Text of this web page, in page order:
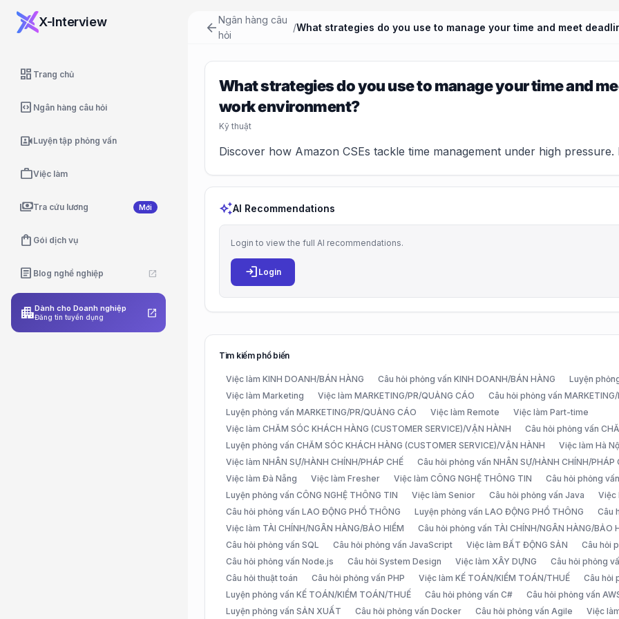
X-Interview
dashboard Trang chủ
code_blocks Ngân hàng câu hỏi
video_camera_frontLuyện tập phỏng vấn
workViệc làm
paymentsTra cứu lương Mới
shopping_bag Gói dịch vụ
article Blog nghề nghiệp open_in_new
apartmentDành cho Doanh nghiệp
Đăng tin tuyển dụng open_in_new
arrow_backNgân hàng câu
hỏi
/
What strategies do you use to manage your time and
work environment?
Kỹ thuật
Discover how Amazon CSEs tackle time management under high
auto_awesomeAI Recommendations
Login to view the full AI recommendations.
login Login
Tìm kiếm phổ biến
Việc làm KINH DOANH/BÁN HÀNG Câu hỏi phỏng vấn KINH DOANH/BÁN HÀNG
Luyện
Việc làm Marketing
Việc làm MARKETING/PR/QUẢNG CÁO
Câu hỏi phỏng vấn
Luyện phỏng vấn MARKETING/PR/QUẢNG CÁO
Việc làm Remote
Việc làm Part-time
Việc làm CHĂM SÓC KHÁCH HÀNG (CUSTOMER SERVICE)/VẬN HÀNH
Câu hỏi phỏng vấn
Luyện phỏng vấn CHĂM SÓC KHÁCH HÀNG (CUSTOMER SERVICE)/VẬN HÀNH
Việc làm Hà
Việc làm NHÂN SỰ/HÀNH CHÍNH/PHÁP CHẾ
Câu hỏi phỏng vấn NHÂN SỰ/HÀNH CHÍNH/PHÁP
Việc làm Đà Nẵng
Việc làm Fresher Việc làm CÔNG NGHỆ THÔNG TIN
Câu hỏi phỏng
Luyện phỏng vấn CÔNG NGHỆ THÔNG TIN
Việc làm Senior Câu hỏi phỏng vấn Java
Việc
Câu hỏi phỏng vấn LAO ĐỘNG PHỔ THÔNG
Luyện phỏng vấn LAO ĐỘNG PHỔ THÔNG
Câu
Việc làm TÀI CHÍNH/NGÂN HÀNG/BẢO HIỂM
Câu hỏi phỏng vấn TÀI CHÍNH/NGÂN HÀNG/BẢO
Câu hỏi phỏng vấn SQL
Câu hỏi phỏng vấn JavaScript Việc làm BẤT ĐỘNG SẢN
Câu hỏi
Câu hỏi phỏng vấn Node.js
Câu hỏi System Design Việc làm XÂY DỰNG
Câu hỏi phỏng
Câu hỏi thuật toán
Câu hỏi phỏng vấn PHP Việc làm KẾ TOÁN/KIỂM TOÁN/THUẾ
Câu hỏi
Luyện phỏng vấn KẾ TOÁN/KIỂM TOÁN/THUẾ
Câu hỏi phỏng vấn C#
Câu hỏi phỏng vấn
Luyện phỏng vấn SẢN XUẤT
Câu hỏi phỏng vấn Docker Câu hỏi phỏng vấn Agile Việc